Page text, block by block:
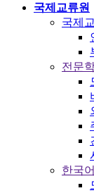
국제교류원
국제
전문
한국